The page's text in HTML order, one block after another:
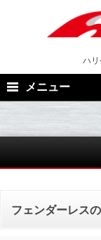
ハ
メニュー
フェンダーレス